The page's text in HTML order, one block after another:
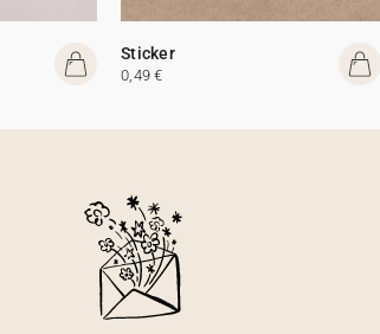
Sticker
0,49 €